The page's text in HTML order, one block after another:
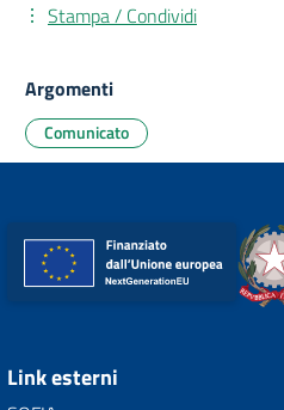
Stampa / Condividi
Argomenti
Comunicato
Link esterni